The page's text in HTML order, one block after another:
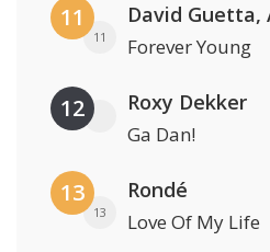
11
11 Forever Young
12 Roxy Dekker
Ga Dan!
13
13
Rondé
Love Of My Life